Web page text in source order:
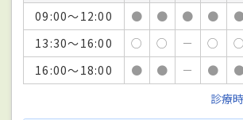
09:00～12:00
● ● ● ●
13:30～16:00
○ ○ － ○ ○
16:00～18:00
● ● － ●
診療